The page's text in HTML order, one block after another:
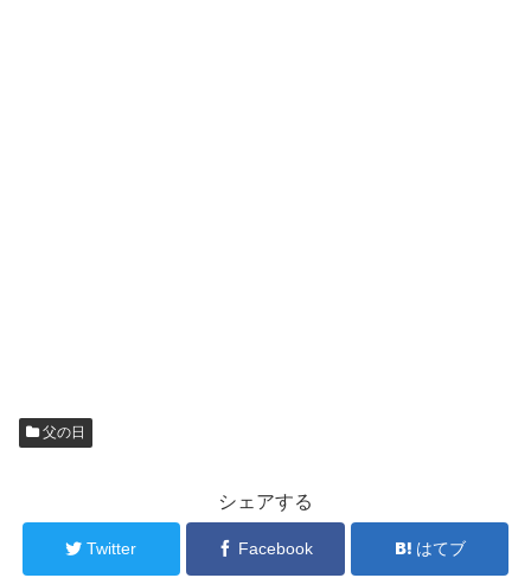
父の日
シェアする
Twitter Facebook はてブ